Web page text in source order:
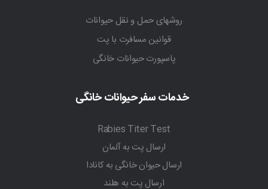
روشهای حمل و نقل حیوانات
قوانین مسافرت با پت
پاسپورت حیوانات خانگی
خدمات سفر حیوانات خانگی
Rabies Titer Test
ارسال پت به آلمان
ارسال حیوان خانگی به کانادا
ارسال پت به هلند